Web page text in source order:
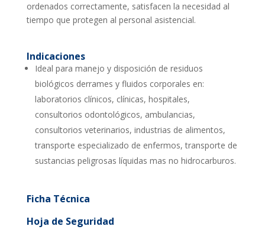
ordenados correctamente, satisfacen la necesidad al
tiempo que protegen al personal asistencial.
Indicaciones
Ideal para manejo y disposición de residuos
biológicos derrames y fluidos corporales en:
laboratorios clínicos, clínicas, hospitales,
consultorios odontológicos, ambulancias,
consultorios veterinarios, industrias de alimentos,
transporte especializado de enfermos, transporte de
sustancias peligrosas líquidas mas no hidrocarburos.
Ficha Técnica
Hoja de Seguridad